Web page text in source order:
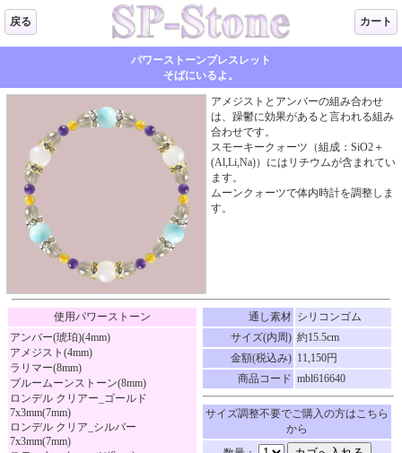
戻る カート
パワーストーンブレスレット
そばにいるよ。
アメジストとアンバーの組み合わせ
は、躁鬱に効果があると言われる組み
合わせです。
スモーキークォーツ（組成：SiO2＋
(Al,Li,Na)）にはリチウムが含まれてい
ます。
ムーンクォーツで体内時計を調整しま
す。
使用パワーストーン
アンバー(琥珀)(4mm)
アメジスト(4mm)
ラリマー(8mm)
ブルームーンストーン(8mm)
ロンデル クリアー_ゴールド
7x3mm(7mm)
ロンデル クリア_シルバー
7x3mm(7mm)
通し素材 シリコンゴム
サイズ(内周) 約15.5cm
金額(税込み) 11,150円
商品コード mbl616640
サイズ調整不要でご購入の方はこちら
から